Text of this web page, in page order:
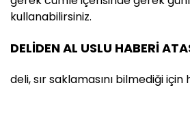
kullanabilirsiniz.
DELİDEN AL USLU HABERİ
deli, sır saklamasını bilmediği